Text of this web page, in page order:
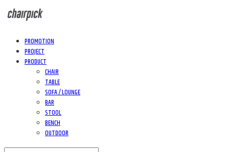
PROMOTION
PROJECT
PRODUCT
CHAIR
TABLE
SOFA / LOUNGE
BAR
STOOL
BENCH
OUTDOOR